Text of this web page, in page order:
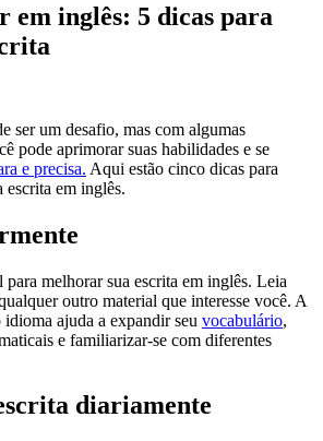
em inglês: 5 dicas para
ser um desafio, mas com algumas
pode aprimorar suas habilidades e se
e precisa. Aqui estão cinco dicas para
escrita em inglês.
melhorar sua escrita em inglês. Leia
outro material que interesse você. A
ajuda a expandir seu vocabulário,
e familiarizar-se com diferentes
diariamente